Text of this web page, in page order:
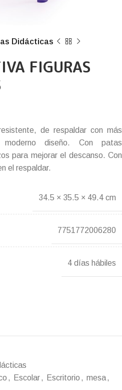
Didácticas
FIGURAS
de respaldar con más
diseño. Con patas
para mejorar el descanso. Con
el respaldar.
34.5 × 35.5 × 49.4 cm
7751772006280
4 días hábiles
, Escolar, Escritorio , mesa,